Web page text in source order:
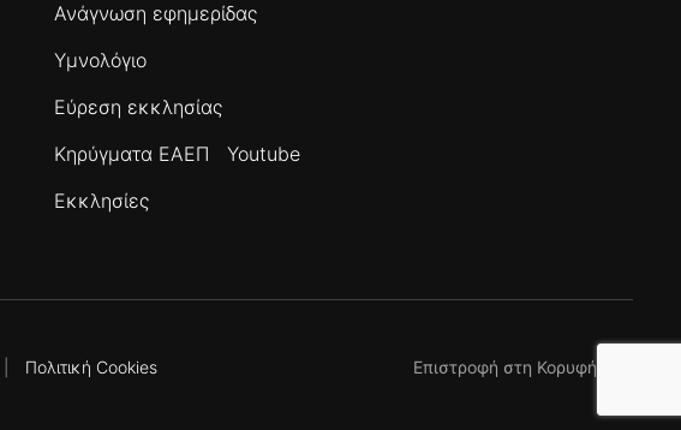
Ανάγνωση εφημερίδας
Υμνολόγιο
Εύρεση εκκλησίας
Κηρύγματα ΕΑΕΠ
Youtube
Εκκλησίες
Πολιτική Cookies Επιστροφή στη Κορυφή